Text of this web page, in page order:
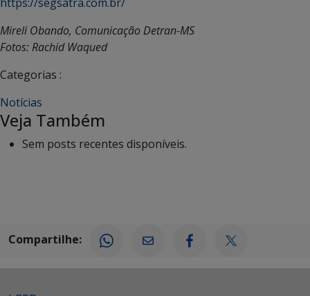
Mireli Obando, Comunicação Detran-MS
Fotos: Rachid Waqued
Categorias :
Notícias
Veja Também
Sem posts recentes disponíveis.
Compartilhe: